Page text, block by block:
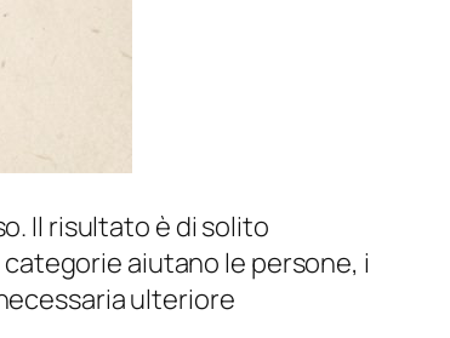
Il risultato è di solito
aiutano le persone, i
ulteriore